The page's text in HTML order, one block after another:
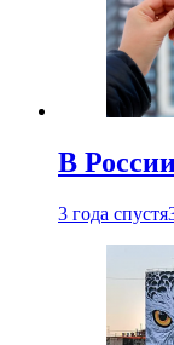
В
3 года спустя